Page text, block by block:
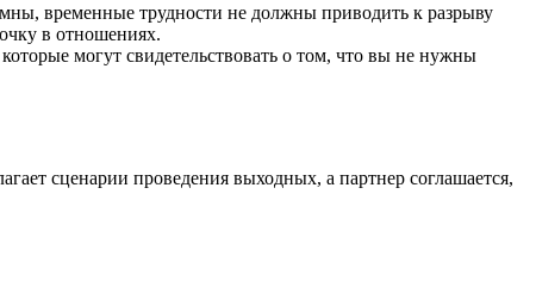
временные трудности не должны приводить к разрыву
в отношениях.
могут свидетельствовать о том, что вы не нужны
сценарии проведения выходных, а партнер соглашается,